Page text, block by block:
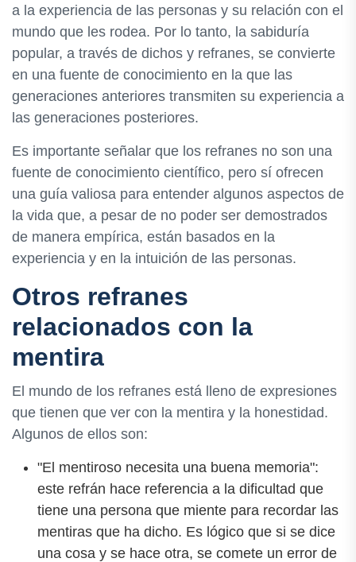
a la experiencia de las personas y su relación con el
mundo que les rodea. Por lo tanto, la sabiduría
popular, a través de dichos y refranes, se convierte
en una fuente de conocimiento en la que las
generaciones anteriores transmiten su experiencia a
las generaciones posteriores.
Es importante señalar que los refranes no son una
fuente de conocimiento científico, pero sí ofrecen
una guía valiosa para entender algunos aspectos de
la vida que, a pesar de no poder ser demostrados
de manera empírica, están basados ​​en la
experiencia y en la intuición de las personas.
Otros refranes
relacionados con la
mentira
El mundo de los refranes está lleno de expresiones
que tienen que ver con la mentira y la honestidad.
Algunos de ellos son:
"El mentiroso necesita una buena memoria":
este refrán hace referencia a la dificultad que
tiene una persona que miente para recordar las
mentiras que ha dicho. Es lógico que si se dice
una cosa y se hace otra, se comete un error de